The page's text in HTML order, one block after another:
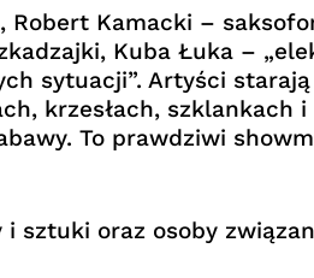
Robert Kamacki –
Kuba Łuka –
sytuacji”. Artyści
krzesłach, szklankach
To prawdziwi
oraz osoby